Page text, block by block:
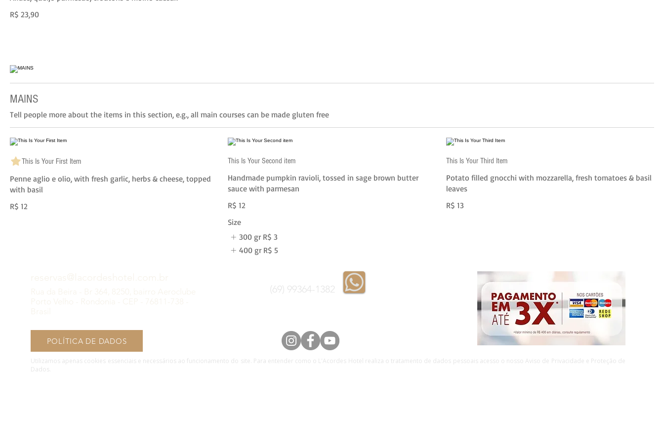
R$ 23,90
MAINS
Tell people more about the items in this section, e.g., all main courses can be made gluten free
This Is Your First Item
Penne aglio e olio, with fresh garlic, herbs & cheese, topped
with basil
R$ 12
This Is Your Second item
Handmade pumpkin ravioli, tossed in sage brown butter
sauce with parmesan
R$ 12
Size
300 gr R$ 3
400 gr R$ 5
This Is Your Third Item
Potato filled gnocchi with mozzarella, fresh tomatoes & basil
leaves
R$ 13
POLÍTICA DE DADOS
(69) 99364-1382
Utilizamos apenas cookies essenciais e necessários ao funcionamento do site. Para entender como o L'Acordes Hotel realiza o tratamento de dados pessoais acesso o nosso Aviso de Privacidade e Proteção de
Dados.